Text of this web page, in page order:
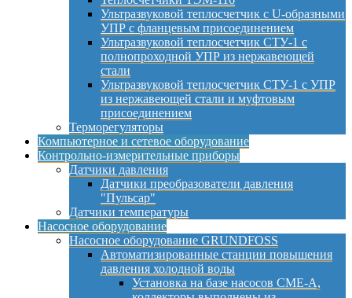
Ультразвуковой теплосчетчик с U-образными
УПР с фланцевым присоединением
Ультразвуковой теплосчетчик СТУ-1 с
полнопроходной УПР из нержавеющей
стали
Ультразвуковой теплосчетчик СТУ-1 с УПР
из нержавеющей стали и муфтовым
присоединением
Терморегуляторы
Компьютерное и сетевое оборудование
Контрольно-измерительные приборы
Датчики давления
Датчики преобразователи давления
"Пульсар"
Датчики температуры
Насосное оборудование
Насосное оборудование GRUNDFOSS
Автоматизированные станции повышения
давления холодной воды
Установка на базе насосов CME-A,